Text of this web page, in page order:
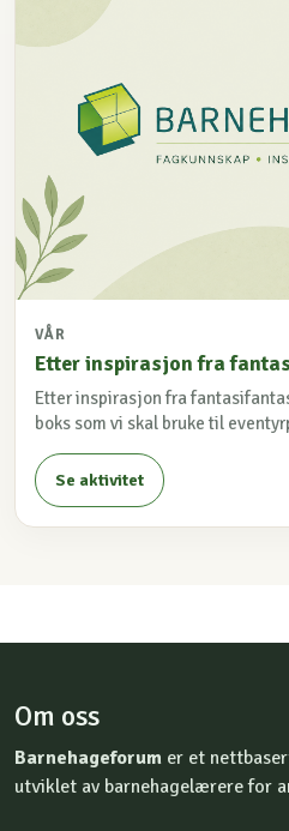
VÅR
Etter inspirasjon fra
Etter inspirasjon fra
boks som vi skal bruke til
Se aktivitet
Om oss
Barnehageforum er et
utviklet av barnehagelærere for